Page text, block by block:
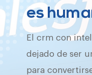
es
El crm con
dejado de ser
para